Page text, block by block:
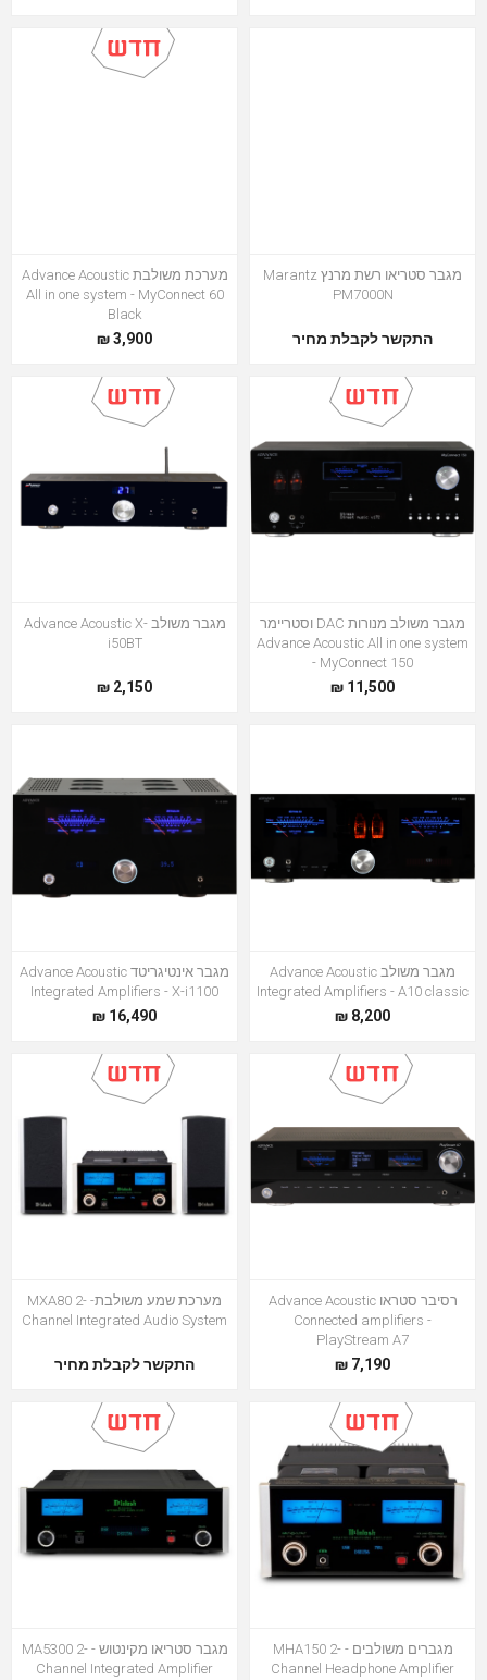
מגבר סטריאו רשת מרנץ Marantz
PM7000N
התקשר לקבלת מחיר
מערכת משולבת Advance Acoustic
All in one system - MyConnect 60
Black
3,900 ₪
מגבר משולב מנורות DAC וסטריימר
Advance Acoustic All in one system
- MyConnect 150
11,500 ₪
מגבר משולב Advance Acoustic X-
i50BT
2,150 ₪
מגבר משולב Advance Acoustic
Integrated Amplifiers - A10 classic
8,200 ₪
מגבר אינטיגריטד Advance Acoustic
Integrated Amplifiers - X-i1100
16,490 ₪
רסיבר סטראו Advance Acoustic
Connected amplifiers -
PlayStream A7
7,190 ₪
מערכת שמע משולבת- MXA80 2-
Channel Integrated Audio System
התקשר לקבלת מחיר
מגברים משולבים - MHA150 2-
Channel Headphone Amplifier
מגבר סטריאו מקינטוש - MA5300 2-
Channel Integrated Amplifier